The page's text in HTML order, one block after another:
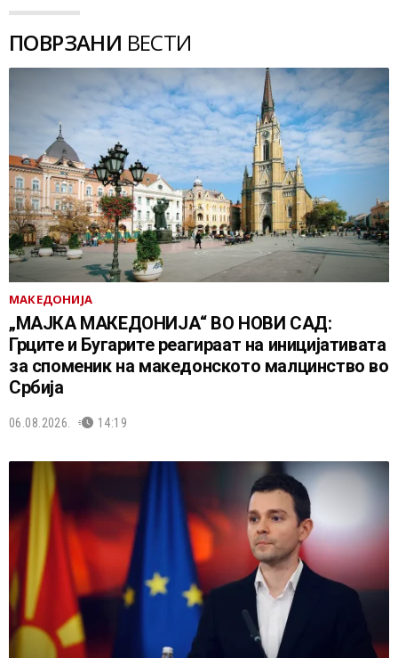
ПОВРЗАНИ ВЕСТИ
МАКЕДОНИЈА
„МАЈКА МАКЕДОНИЈА“ ВО НОВИ САД:
Грците и Бугарите реагираат на иницијативата
за споменик на македонското малцинство во
Србија
06.08.2026. 14:19